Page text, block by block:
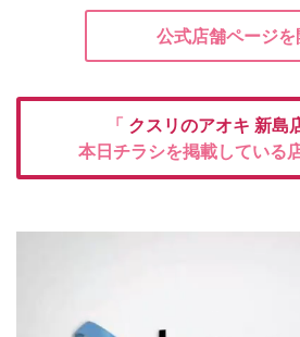
公式店舗ページを
「 クスリのアオキ 新島
本日チラシを掲載している